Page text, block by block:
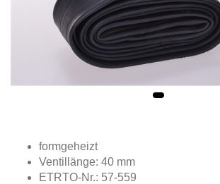
formgeheizt
Ventillänge: 40 mm
ETRTO-Nr.: 57-559